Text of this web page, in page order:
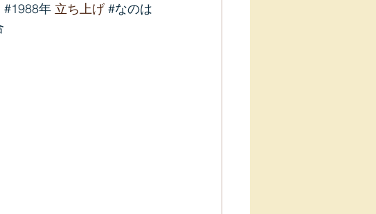
#1988年 立ち上げ #なのは